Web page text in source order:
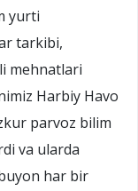
yurti
tarkibi,
mehnatlari
Harbiy Havo
parvoz bilim
va ularda
har bir